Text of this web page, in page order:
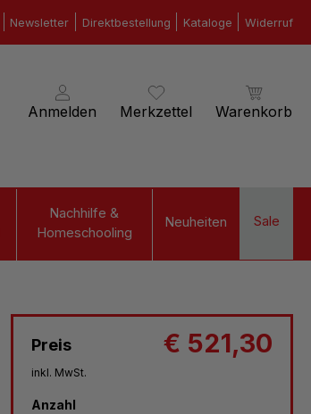
Newsletter Direktbestellung Kataloge Widerruf
Anmelden Merkzettel Warenkorb
Nachhilfe &
Homeschooling
Neuheiten Sale
Preis € 521,30
inkl. MwSt.
Anzahl